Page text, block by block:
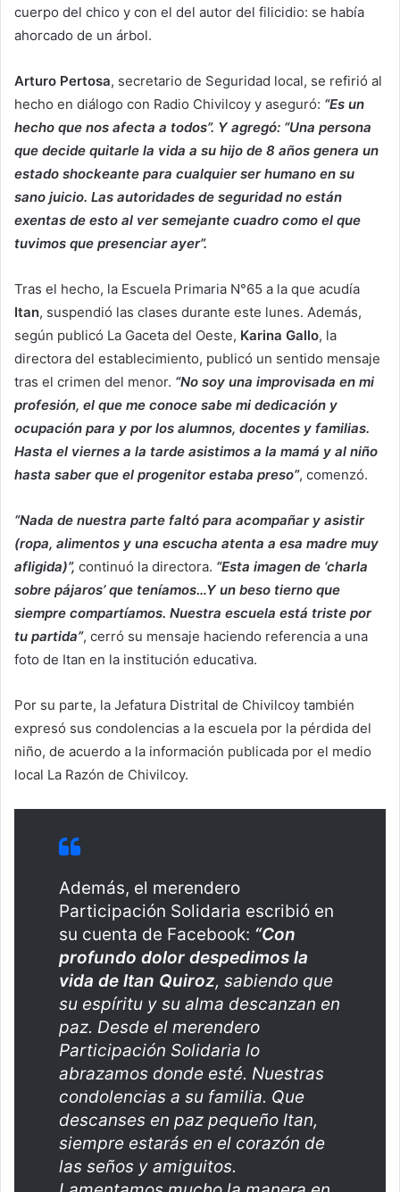
cuerpo del chico y con el del autor del filicidio: se había
ahorcado de un árbol.
Arturo Pertosa, secretario de Seguridad local, se refirió al
hecho en diálogo con Radio Chivilcoy y aseguró: “Es un
hecho que nos afecta a todos”. Y agregó: “Una persona
que decide quitarle la vida a su hijo de 8 años genera un
estado shockeante para cualquier ser humano en su
sano juicio. Las autoridades de seguridad no están
exentas de esto al ver semejante cuadro como el que
tuvimos que presenciar ayer”.
Tras el hecho, la Escuela Primaria N°65 a la que acudía
Itan, suspendió las clases durante este lunes. Además,
según publicó La Gaceta del Oeste, Karina Gallo, la
directora del establecimiento, publicó un sentido mensaje
tras el crimen del menor. “No soy una improvisada en mi
profesión, el que me conoce sabe mi dedicación y
ocupación para y por los alumnos, docentes y familias.
Hasta el viernes a la tarde asistimos a la mamá y al niño
hasta saber que el progenitor estaba preso”, comenzó.
“Nada de nuestra parte faltó para acompañar y asistir
(ropa, alimentos y una escucha atenta a esa madre muy
afligida)”, continuó la directora. “Esta imagen de ‘charla
sobre pájaros’ que teníamos…Y un beso tierno que
siempre compartíamos. Nuestra escuela está triste por
tu partida”, cerró su mensaje haciendo referencia a una
foto de Itan en la institución educativa.
Por su parte, la Jefatura Distrital de Chivilcoy también
expresó sus condolencias a la escuela por la pérdida del
niño, de acuerdo a la información publicada por el medio
local La Razón de Chivilcoy.
Además, el merendero
Participación Solidaria escribió en
su cuenta de Facebook: “Con
profundo dolor despedimos la
vida de Itan Quiroz, sabiendo que
su espíritu y su alma descanzan en
paz. Desde el merendero
Participación Solidaria lo
abrazamos donde esté. Nuestras
condolencias a su familia. Que
descanses en paz pequeño Itan,
siempre estarás en el corazón de
las seños y amiguitos.